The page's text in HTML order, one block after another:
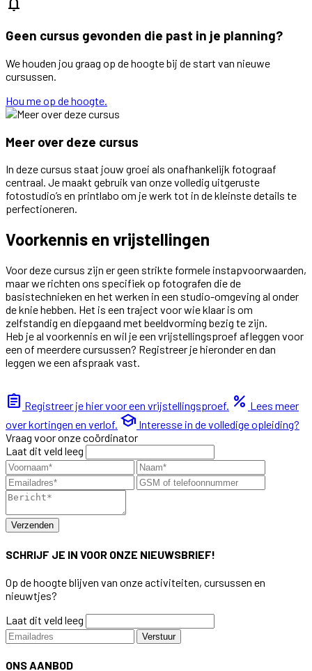
Geen cursus gevonden die past in je planning?
We houden jou graag op de hoogte bij de start van nieuwe
cursussen.
Hou me op de hoogte.
Meer over deze cursus
In deze cursus staat jouw groei als onafhankelijk fotograaf
centraal. Je maakt gebruik van onze volledig uitgeruste
fotostudio’s en printlabo om je werk tot in de kleinste details te
perfectioneren.
Voorkennis en vrijstellingen
Voor deze cursus zijn er geen strikte formele instapvoorwaarden,
maar we richten ons specifiek op fotografen die de
basistechnieken en het werken in een studio-omgeving al onder
de knie hebben. Het is een traject voor wie klaar is om
zelfstandig en diepgaand met beeldvorming bezig te zijn.
Heb je al voorkennis en wil je een vrijstellingsproef afleggen voor
een of meerdere cursussen? Registreer je hieronder en dan
leggen we een afspraak vast.
assignment Registreer je hier voor een vrijstellingsproef. percent Lees meer
over kortingen en verlof. school Interesse in de volledige opleiding?
Vraag voor onze coördinator
Laat dit veld leeg
Verzenden
SCHRIJF JE IN VOOR ONZE NIEUWSBRIEF!
Op de hoogte blijven van onze activiteiten, cursussen en
nieuwtjes?
Laat dit veld leeg
Verstuur
ONS AANBOD